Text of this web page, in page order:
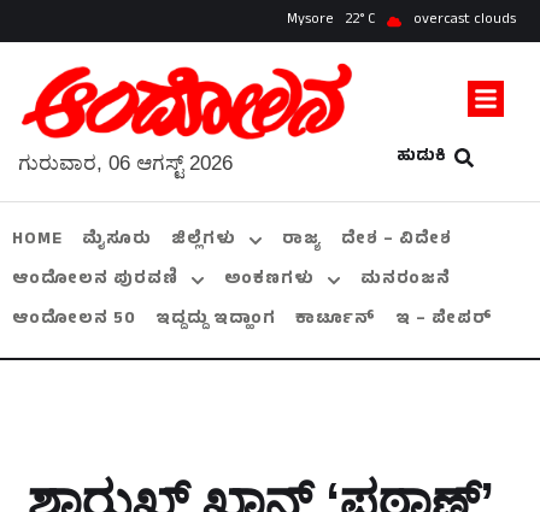
Mysore 22 overcast clouds
ಹುಡುಕಿ
ಗುರುವಾರ, 06 ಆಗಸ್ಟ್ 2026
HOME ಮೈಸೂರು ಜಿಲ್ಲೆಗಳು ರಾಜ್ಯ
ದೇಶ – ವಿದೇಶ
ಆಂದೋಲನ ಪುರವಣಿ
ಅಂಕಣಗಳು
ಮನರಂಜನೆ
ಆಂದೋಲನ 50
ಇದ್ದದ್ದು ಇದ್ಹಾಂಗ ಕಾರ್ಟೂನ್ ಇ – ಪೇಪರ್